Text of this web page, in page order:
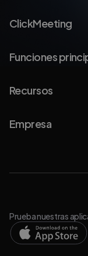
ClickMeeting
Funciones
Recursos
Empresa
Prueba nuestras